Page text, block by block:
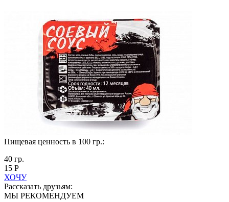
Пищевая ценность в 100 гр.:
40 гр.
15 Р
ХОЧУ
Рассказать друзьям:
МЫ РЕКОМЕНДУЕМ